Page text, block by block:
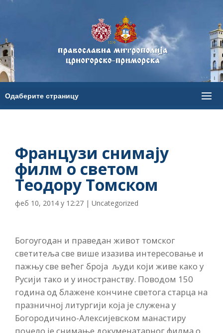
Французи снимају
филм о светом
Теодору Томском
феб 10, 2014 у 12:27 | Uncategorized
Богоугодан и праведан живот томског
светитеља све више изазива интересовање и
пажњу све већег броја људи који живе како у
Русији тако и у иностранству. Поводом 150
година од блажене кончине светога старца на
празничној литургији која је служена у
Богородичино-Алексијевском манастиру